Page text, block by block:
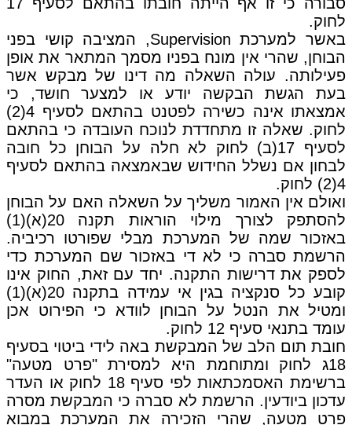
לחוק.
באשר למערכת Supervision, המציבה קושי בפני
הבוחן, שהרי אין מונח בפניו מסמך המתאר את אופן
פעילותה. עולה השאלה מה דינו של מבקש אשר
בעת הגשת הבקשה יודע או למצער חושד, כי
אמצאתו אינה כשירה לפטנט בהתאם לסעיף 4(2)
לחוק. שאלה זו מתחדדת לנוכח העובדה כי בהתאם
לסעיף 17(ב) לחוק לא חלה על הבוחן כל חובה
לבחון אם נשלל החידוש שבאמצאה בהתאם לסעיף
4(2) לחוק.
ואולם אין האמור משליך על השאלה האם על הבוחן
להסתפק לצורך מילוי הוראות תקנה 20(א)(1)
באזכור שמה של המערכת מבלי שפורטו רכיביה.
הרשמת סברה כי לא די באזכור שם המערכת כדי
לספק את דרישות התקנה. יחד עם זאת, החוק אינו
קובע כל סנקציה בגין אי עמידה בתקנה 20(א)(1)
ומטיל את הנטל על הבוחן לוודא כי הפירוט אכן
עומד בתנאי סעיף 12 לחוק.
חובת תום הלב של המבקשת באה לידי ביטוי בסעיף
18ג לחוק ומתוחמת היא למסירת "פרט מטעה"
ברשימת האסמכתאות לפי סעיף 18 לחוק או העדר
עדכון ביודעין. הרשמת לא סברה כי המבקשת מסרה
פרט מטעה, שהרי הזכירה את המערכת במבוא